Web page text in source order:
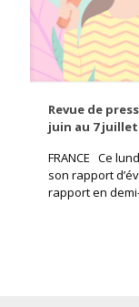
Revue de
juin au 7 juillet
FRANCE Ce
son rapport
rapport en